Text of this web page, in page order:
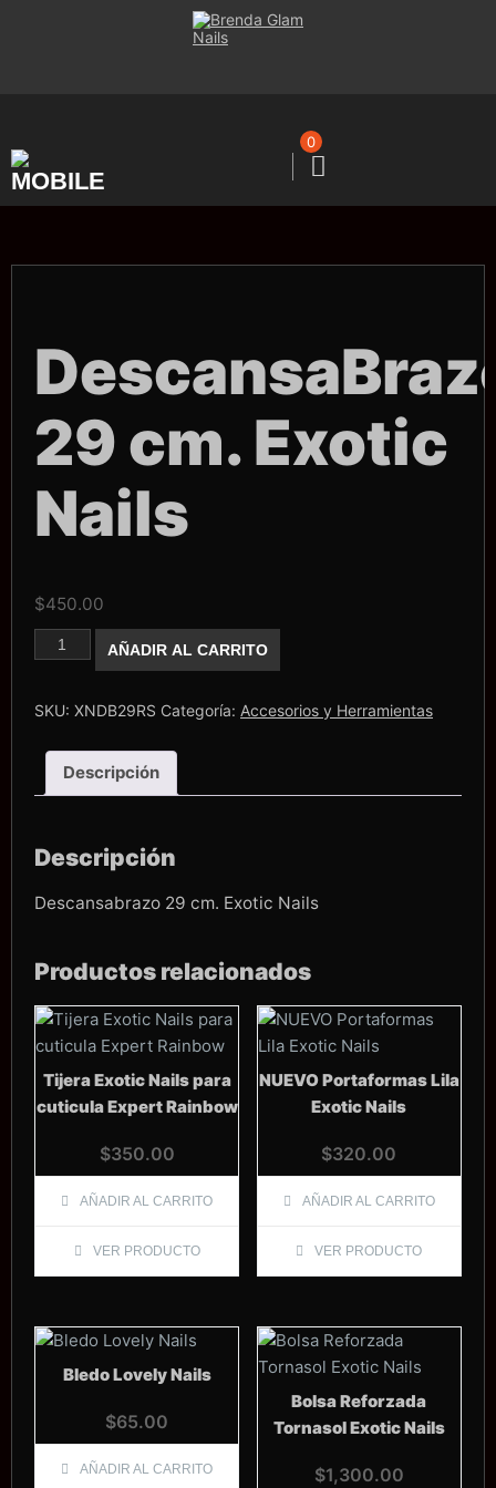
0
29 cm. Exotic
Nails
$450.00
DescansaBrazo
Nails
AÑADIR AL CARRITO
SKU: XNDB29RS Categoría: Accesorios y Herramientas
Descripción
Descripción
Descansabrazo 29 cm. Exotic Nails
Productos relacionados
Tijera Exotic Nails para
cuticula Expert Rainbow
$350.00
AÑADIR AL CARRITO
VER PRODUCTO
NUEVO Portaformas Lila
Exotic Nails
$320.00
AÑADIR AL CARRITO
VER PRODUCTO
Bledo Lovely Nails
$65.00
AÑADIR AL CARRITO
Bolsa Reforzada
Tornasol Exotic Nails
$1,300.00